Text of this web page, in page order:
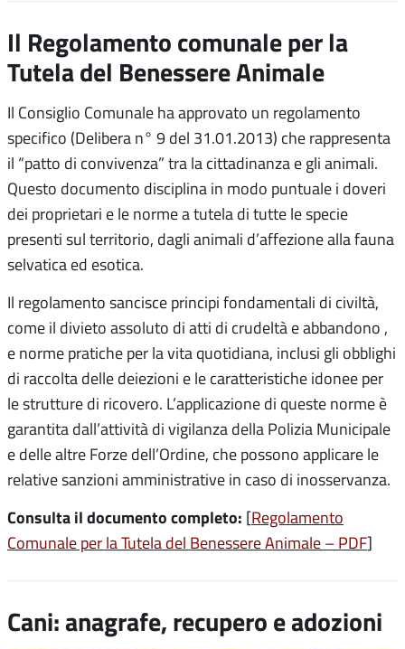
Il Regolamento comunale per la
Tutela del Benessere Animale
Il Consiglio Comunale ha approvato un regolamento
specifico (Delibera n° 9 del 31.01.2013) che rappresenta
il “patto di convivenza” tra la cittadinanza e gli animali.
Questo documento disciplina in modo puntuale i doveri
dei proprietari e le norme a tutela di tutte le specie
presenti sul territorio, dagli animali d’affezione alla fauna
selvatica ed esotica.
Il regolamento sancisce principi fondamentali di civiltà,
come il divieto assoluto di atti di crudeltà e abbandono ,
e norme pratiche per la vita quotidiana, inclusi gli obblighi
di raccolta delle deiezioni e le caratteristiche idonee per
le strutture di ricovero. L’applicazione di queste norme è
garantita dall’attività di vigilanza della Polizia Municipale
e delle altre Forze dell’Ordine, che possono applicare le
relative sanzioni amministrative in caso di inosservanza.
Consulta il documento completo: [Regolamento
Comunale per la Tutela del Benessere Animale – PDF]
Cani: anagrafe, recupero e adozioni